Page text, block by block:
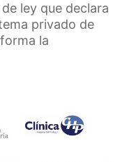
ley que declara
privado de
la